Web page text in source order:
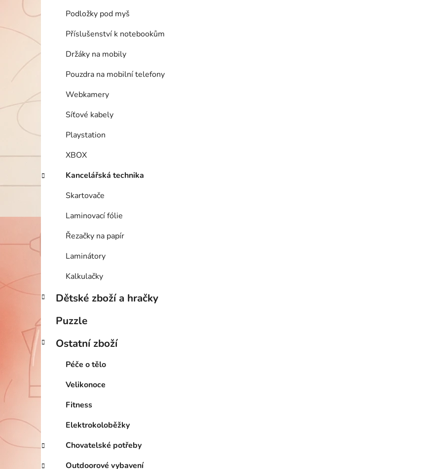
Podložky pod myš
Příslušenství k notebookům
Držáky na mobily
Pouzdra na mobilní telefony
Webkamery
Síťové kabely
Playstation
XBOX
Kancelářská technika
Skartovače
Laminovací fólie
Řezačky na papír
Laminátory
Kalkulačky
Dětské zboží a hračky
Puzzle
Ostatní zboží
Péče o tělo
Velikonoce
Fitness
Elektrokoloběžky
Chovatelské potřeby
Outdoorové vybavení